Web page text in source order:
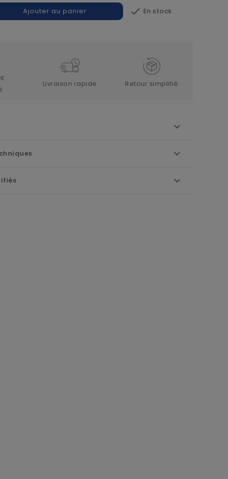
Ajouter au panier
 En stock
Livraison rapide Retour simplifié